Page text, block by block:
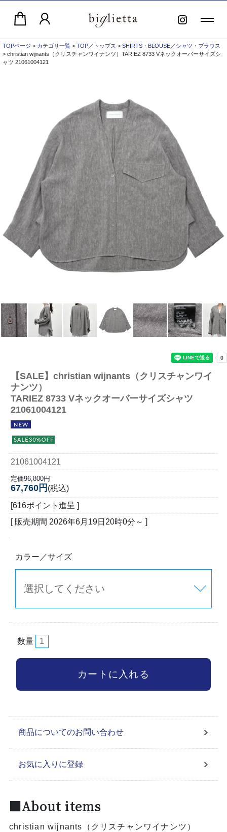
TOPページ > カテゴリ一覧 > TOP／トップス > SHIRTS・BLOUSE／シャツ・ブラウス
> christian wijnants（クリスチャンワイナンツ）TARIEZ 8733 Vネックオーバーサイズシ
ャツ 21061004121
【SALE】 christian wijnants（クリスチャンワイ
ナンツ）
TARIEZ 8733 Vネックオーバーサイズシャツ
21061004121
21061004121
定価96,800円
67,760円 (税込)
[616ポイント進呈 ]
[ 販売期間 2026年6月19日20時0分 ～ ]
カラー／サイズ
数量
商品についてのお問い合わせ
お気に入りに登録
■About items
christian wijnants（クリスチャンワイナンツ）